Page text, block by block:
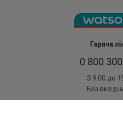
Гаряча
0 800
З 9:00 до
Без